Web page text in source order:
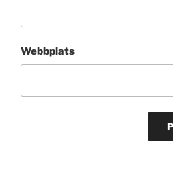
Webbplats